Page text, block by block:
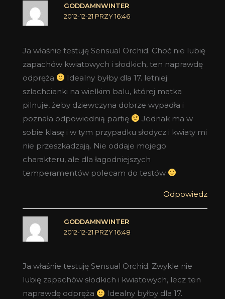
GODDAMNWINTER
2012-12-21 PRZY 16:46
Ja właśnie testuję Sensual Orchid. Choć nie lubię
zapachów kwiatowych i słodkich, ten naprawdę
odpręża
Idealny byłby dla 17. letniej
szlachcianki na wielkim balu, której matka
pilnuje, żeby dziewczyna dobrze wypadła i
poznała odpowiednią partię
Jednak ma w
sobie klasę i w tym przypadku słodycz i kwiaty mi
nie przeszkadzają. Nie oddaje mojego
charakteru, ale dla łagodniejszych
temperamentów polecam do testów
Odpowiedz
GODDAMNWINTER
2012-12-21 PRZY 16:48
Ja właśnie testuję Sensual Orchid. Zwykle nie
lubię zapachów słodkich i kwiatowych, lecz ten
naprawdę odpręża
Idealny byłby dla 17.